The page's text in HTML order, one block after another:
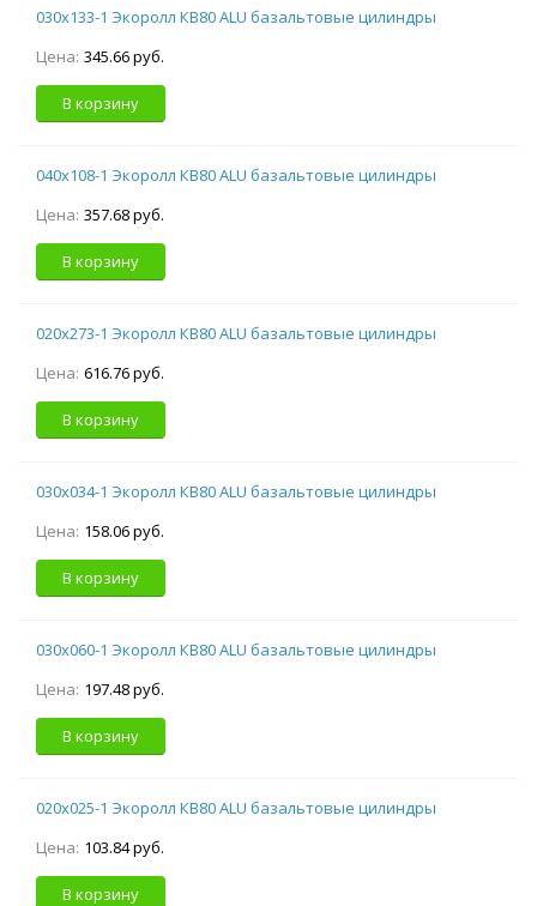
030х133-1 Экоролл КВ80 ALU базальтовые цилиндры
Цена: 345.66 руб.
В корзину
040х108-1 Экоролл КВ80 ALU базальтовые цилиндры
Цена: 357.68 руб.
В корзину
020х273-1 Экоролл КВ80 ALU базальтовые цилиндры
Цена: 616.76 руб.
В корзину
030х034-1 Экоролл КВ80 ALU базальтовые цилиндры
Цена: 158.06 руб.
В корзину
030х060-1 Экоролл КВ80 ALU базальтовые цилиндры
Цена: 197.48 руб.
В корзину
020х025-1 Экоролл КВ80 ALU базальтовые цилиндры
Цена: 103.84 руб.
В корзину